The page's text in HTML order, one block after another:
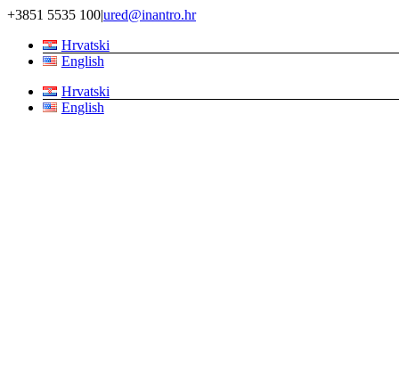
Skip
content
+3851 5535 100|ured@inantro.hr
Hrvatski
English
Hrvatski
English